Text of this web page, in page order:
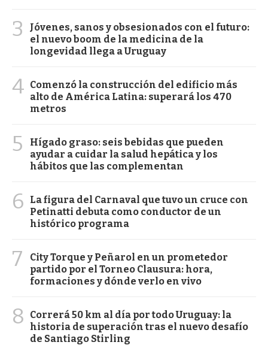
3
Jóvenes, sanos y obsesionados con el futuro:
el nuevo boom de la medicina de la
longevidad llega a Uruguay
4 Comenzó la construcción del edificio más
alto de América Latina: superará los 470
metros
5
Hígado graso: seis bebidas que pueden
ayudar a cuidar la salud hepática y los
hábitos que las complementan
6
La figura del Carnaval que tuvo un cruce con
Petinatti debuta como conductor de un
histórico programa
7
City Torque y Peñarol en un prometedor
partido por el Torneo Clausura: hora,
formaciones y dónde verlo en vivo
8
Correrá 50 km al día por todo Uruguay: la
historia de superación tras el nuevo desafío
de Santiago Stirling